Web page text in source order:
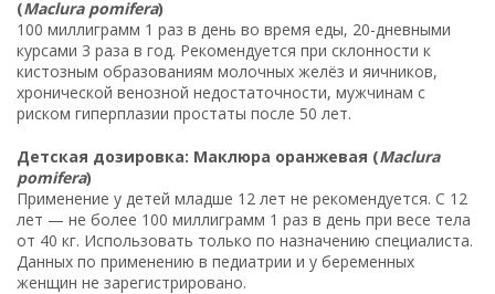
(Maclura pomifera)
100 миллиграмм 1 раз в день во время еды, 20-дневными
курсами 3 раза в год. Рекомендуется при склонности к
кистозным образованиям молочных желёз и яичников,
хронической венозной недостаточности, мужчинам с
риском гиперплазии простаты после 50 лет.
Детская дозировка: Маклюра оранжевая (Maclura
pomifera)
Применение у детей младше 12 лет не рекомендуется. С 12
лет — не более 100 миллиграмм 1 раз в день при весе тела
от 40 кг. Использовать только по назначению специалиста.
Данных по применению в педиатрии и у беременных
женщин не зарегистрировано.